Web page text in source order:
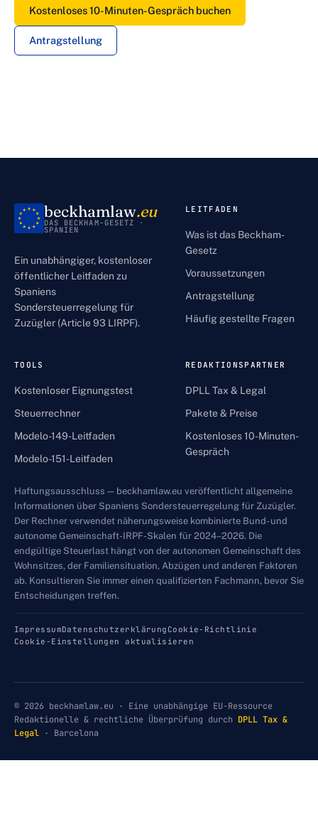
Kostenloses 10-Minuten-Gespräch buchen
Antragstellung
beckhamlaw.eu
DAS BECKHAM-GESETZ ·
SPANIEN
Ein unabhängiger, kostenloser
öffentlicher Leitfaden zu
Spaniens
Sondersteuerregelung für
Zuzügler (Article 93 LIRPF).
LEITFADEN
Was ist das Beckham-
Gesetz
Voraussetzungen
Antragstellung
Häufig gestellte Fragen
TOOLS
Kostenloser Eignungstest
Steuerrechner
Modelo-149-Leitfaden
Modelo-151-Leitfaden
REDAKTIONSPARTNER
DPLL Tax & Legal
Pakete & Preise
Kostenloses 10-Minuten-
Gespräch
Haftungsausschluss — beckhamlaw.eu veröffentlicht allgemeine
Informationen über Spaniens Sondersteuerregelung für Zuzügler.
Der Rechner verwendet näherungsweise kombinierte Bund- und
autonome Gemeinschaft-IRPF-Skalen für 2024–2026. Die
endgültige Steuerlast hängt von der autonomen Gemeinschaft des
Wohnsitzes, der Familiensituation, Abzügen und anderen Faktoren
ab. Konsultieren Sie immer einen qualifizierten Fachmann, bevor Sie
Entscheidungen treffen.
ImpressumDatenschutzerklärung Cookie-Richtlinie
Cookie-Einstellungen aktualisieren
© 2026 beckhamlaw.eu · Eine unabhängige EU-Ressource
Redaktionelle & rechtliche Überprüfung durch DPLL Tax &
Legal · Barcelona